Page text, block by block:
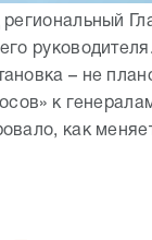
региональный
– не
к
как